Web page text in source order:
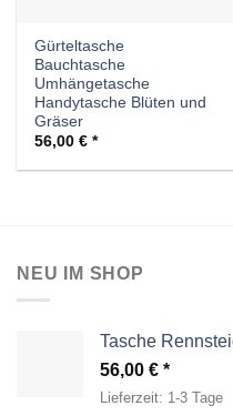
Gürteltasche
Bauchtasche
Umhängetasche
Handytasche Blüten und
Gräser
56,00€
NEU IM SHOP
Tasche
56,00 €
Lieferzeit: 1-3 Tage